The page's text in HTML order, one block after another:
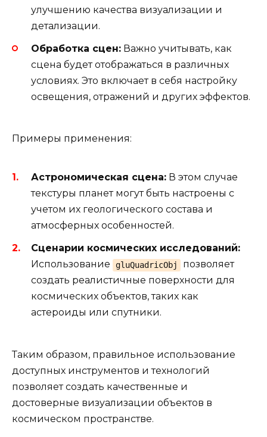
улучшению качества визуализации и
детализации.
Обработка сцен: Важно учитывать, как
сцена будет отображаться в различных
условиях. Это включает в себя настройку
освещения, отражений и других эффектов.
Примеры применения:
Астрономическая сцена: В этом случае
текстуры планет могут быть настроены с
учетом их геологического состава и
атмосферных особенностей.
Сценарии космических исследований:
Использование
gluQuadricObj
позволяет
создать реалистичные поверхности для
космических объектов, таких как
астероиды или спутники.
Таким образом, правильное использование
доступных инструментов и технологий
позволяет создать качественные и
достоверные визуализации объектов в
космическом пространстве.